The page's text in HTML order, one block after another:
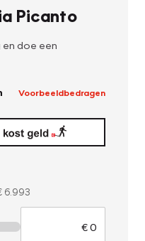
Picanto
doe een
Voorbeeldbedragen
6.993